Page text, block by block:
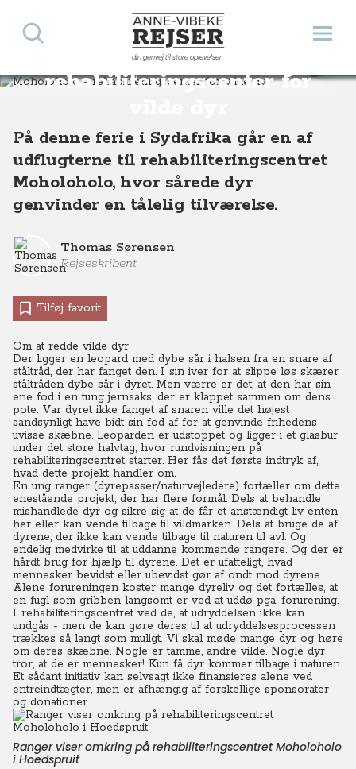
Anne-Vibeke Rejser
din genvej til store oplevelser
Åbn
Søg
Moholoholo -
rehabiliteringscenter for
Destinationer Afrika Sydafrika Moholoholo - rehabiliteringscenter for vilde dyr, Sydafrika
På denne ferie i Sydafrika går en af
udflugterne til rehabiliteringscentret
Moholoholo, hvor sårede dyr
genvinder en tålelig tilværelse.
Thomas Sørensen
Rejseskribent
Tilføj favorit
Om at redde vilde dyr
Der ligger en leopard med dybe sår i halsen fra en snare af
ståltråd, der har fanget den. I sin iver for at slippe løs skærer
ståltråden dybe sår i dyret. Men værre er det, at den har sin
ene fod i en tung jernsaks, der er klappet sammen om dens
pote. Var dyret ikke fanget af snaren ville det højest
sandsynligt have bidt sin fod af for at genvinde frihedens
uvisse skæbne. Leoparden er udstoppet og ligger i et glasbur
under det store halvtag, hvor rundvisningen på
rehabiliteringscentret starter. Her fås det første indtryk af,
hvad dette projekt handler om.
En ung ranger (dyrepasser/naturvejledere) fortæller om dette
enestående projekt, der har flere formål. Dels at behandle
mishandlede dyr og sikre sig at de får et anstændigt liv enten
her eller kan vende tilbage til vildmarken. Dels at bruge de af
dyrene, der ikke kan vende tilbage til naturen til avl. Og
endelig medvirke til at uddanne kommende rangere. Og der er
hårdt brug for hjælp til dyrene. Det er ufatteligt, hvad
mennesker bevidst eller ubevidst gør af ondt mod dyrene.
Alene forureningen koster mange dyreliv og det fortælles, at
en fugl som gribben langsomt er ved at uddø pga. forurening.
I rehabiliteringscentret ved de, at udryddelsen ikke kan
undgås - men de kan gøre deres til at udryddelsesprocessen
trækkes så langt som muligt. Vi skal møde mange dyr og høre
om deres skæbne. Nogle er tamme, andre vilde. Nogle dyr
tror, at de er mennesker! Kun få dyr kommer tilbage i naturen.
Et sådant initiativ kan selvsagt ikke finansieres alene ved
entreindtægter, men er afhængig af forskellige sponsorater
og donationer.
Ranger viser omkring på rehabiliteringscentret Moholoholo
i Hoedspruit